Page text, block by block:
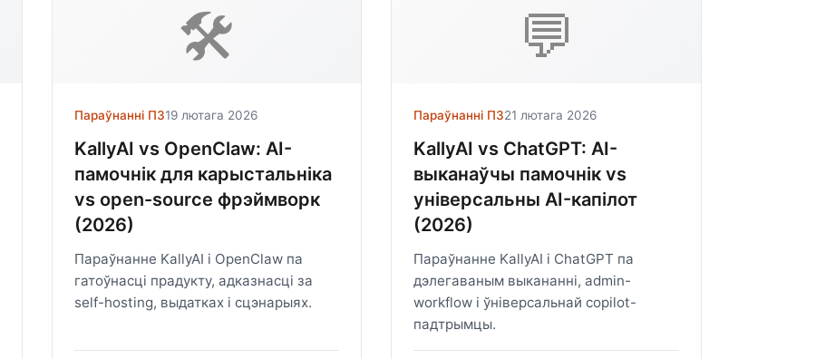
🛠️
Параўнанні ПЗ19 лютага 2026
KallyAI vs OpenClaw: AI-
памочнік для карыстальніка
vs open-source фрэймворк
(2026)
Параўнанне KallyAI і OpenClaw па
гатоўнасці прадукту, адказнасці за
self-hosting, выдатках і сцэнарыях.
💬
Параўнанні ПЗ21 лютага 2026
KallyAI vs ChatGPT: AI-
выканаўчы памочнік vs
універсальны AI-капілот
(2026)
Параўнанне KallyAI і ChatGPT па
дэлегаваным выкананні, admin-
workflow і ўніверсальнай copilot-
падтрымцы.